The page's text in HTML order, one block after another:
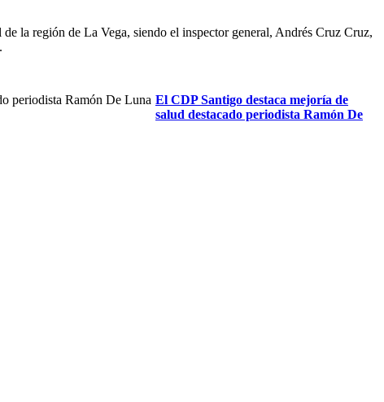
la región de La Vega, siendo el inspector general, Andrés Cruz Cruz,
El CDP Santigo destaca mejoría de
salud destacado periodista Ramón De